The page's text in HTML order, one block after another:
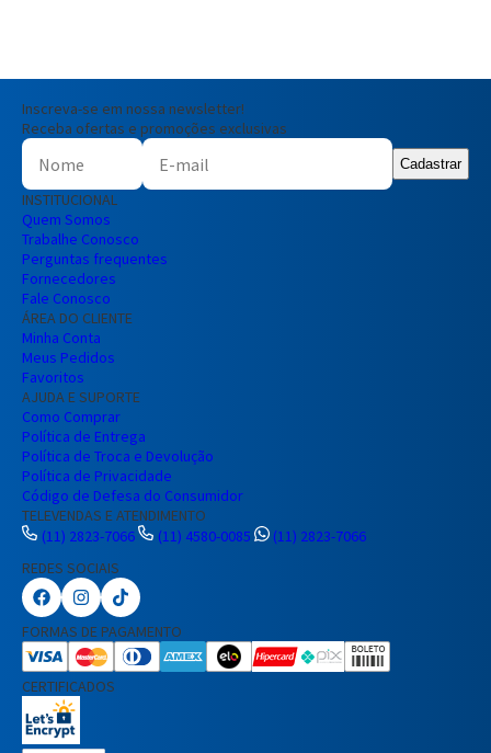
Inscreva-se em nossa newsletter!
Receba ofertas e promoções exclusivas
Cadastrar
INSTITUCIONAL
Quem Somos
Trabalhe Conosco
Perguntas frequentes
Fornecedores
Fale Conosco
ÁREA DO CLIENTE
Minha Conta
Meus Pedidos
Favoritos
AJUDA E SUPORTE
Como Comprar
Política de Entrega
Política de Troca e Devolução
Política de Privacidade
Código de Defesa do Consumidor
TELEVENDAS E ATENDIMENTO
(11) 2823-7066
(11) 4580-0085
(11) 2823-7066
REDES SOCIAIS
FORMAS DE PAGAMENTO
CERTIFICADOS
Nome Completo